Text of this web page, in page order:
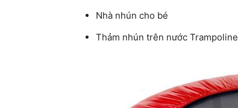
Nhà nhún cho bé
Thảm nhún trên nước Trampoline